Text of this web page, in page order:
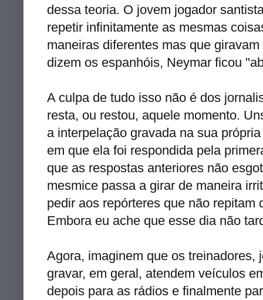
dessa teoria. O jovem jogador
repetir infinitamente as mesmas
maneiras diferentes mas que
dizem os espanhóis, Neymar ficou
A culpa de tudo isso não é dos
resta, ou restou, aquele momento.
a interpelação gravada na sua
em que ela foi respondida pela
que as respostas anteriores não
mesmice passa a girar de maneira
pedir aos repórteres que não
Embora eu ache que esse dia não
Agora, imaginem que os treinadores,
gravar, em geral, atendem veículos
depois para as rádios e finalmente